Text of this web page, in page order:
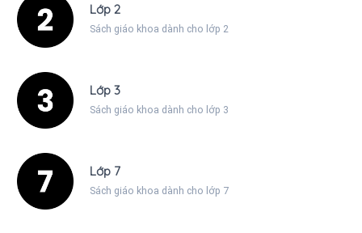
Lớp 2
Sách giáo khoa dành cho lớp 2
Lớp 3
Sách giáo khoa dành cho lớp 3
Lớp 7
Sách giáo khoa dành cho lớp 7